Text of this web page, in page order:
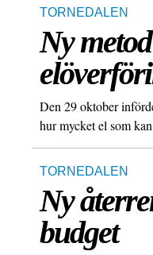
TORNEDALEN
Ny
Den 29 oktober
hur mycket el som
TORNEDALEN
Ny
budget